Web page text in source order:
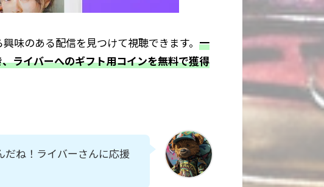
味のある配信を見つけて視聴できます。 一
ライバーへのギフト用コインを無料で獲得
だね！ライバーさんに応援